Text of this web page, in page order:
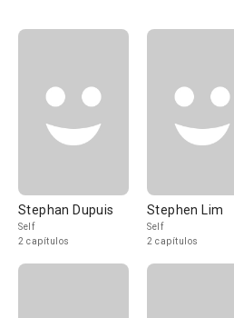
Stephan Dupuis
Self
2 capítulos
Stephen Lim
Self
2 capítulos